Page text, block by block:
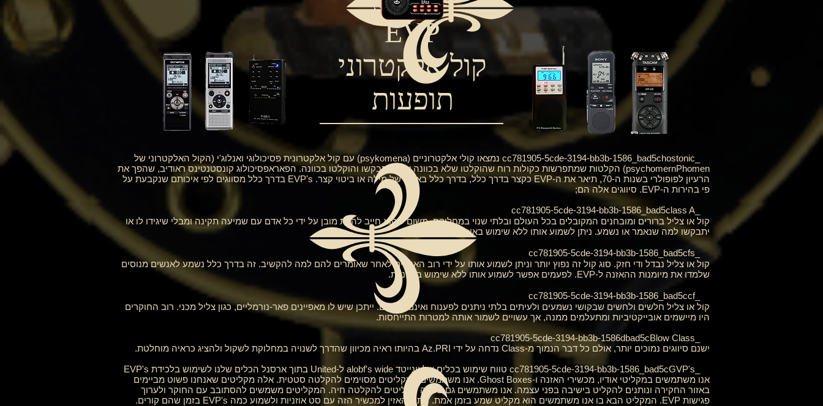
EVP
קול אלקטרוני
תופעות
_cc781905-5cde-3194-bb3b-1586_bad5chostonic נמצאו קולי אלקטרוניים (psykomena) עם קול אלקטרונית פסיכולוגי ואנלוג'י (הקול האלקטרוני של
psychomernPhomen) הקלטות שמתפרשות כקולות רוח שהוקלטו שלא בכוונה או שהתבקשו והוקלטו בכוונה. הפאראפסיכולוג קונסטנטינס ראודיב, שהפך את
הרעיון לפופולרי בשנות ה-70, תיאר את ה-EVP כקצר בדרך כלל, בדרך כלל באורך של מילה או ביטוי קצר. EVP's בדרך כלל מסווגים לפי איכותם שנקבעת על
פי בהירות ה-EVP. סיווגים אלה הם;
קול או צליל ברורים ומובחנים המקובלים בכל העולם ובלתי שנוי במחלוקת, משום שהוא חייב להיות מובן על ידי כל אדם עם שמיעה תקינה ומבלי שיגידו לו או
יתבקשו למה שנאמר או נשמע. ניתן לשמוע אותו ללא שימוש באוזניות.
_cc781905-5cde-3194-bb3b-1586_bad5cfs
קול או צליל נבדל ודי חזק. סוג קול זה נפוץ יותר וניתן לשמוע אותו על ידי רוב האנשים לאחר שאומרים להם למה להקשיב. זה בדרך כלל נשמע לאנשים מנוסים
שלמדו את מיומנות ההאזנה ל-EVP. לפעמים אפשר לשמוע אותו ללא שימוש באוזניות.
_cc781905-5cde-3194-bb3b-1586_bad5ccf
קול או צליל חלשים ולחשים שבקושי נשמעים ולעיתים בלתי ניתנים לפענוח ואינם מובנים. ייתכן שיש לו מאפיינים פאר-נורמליים, כגון צליל מכני. רוב החוקרים
היו מיישמים אובייקטיביות ומתעלמים ממנה, אך עשויים לשמור אותה למטרות התייחסות.
ישנם סיווגים נמוכים יותר, אולם כל דבר הנמוך מ-Class נדחה על ידי Az.PRI בהיותו ראיה מכיוון שהדרך לשנויה במחלוקת לשקול ולהציג כראיה מוחלטת.
_cc781905-5cde-3194-bb3b-1586_bad5cGVP's טווח שימוש בכלים של יונייטד alobf's wide ל-United בתוך ארסנל הכלים שלנו לשימוש בלכידת EVP's
אנו משתמשים במקליטי אודיו, מכשירי האזנה ו-Ghost Boxes. אנו משתמשים במקליטים מסוימים להקלטה סטטית. אלה מקליטים שאנחנו פשוט מביימים
באזור החקירה ונותנים להקליט בישיבה בפני עצמה. אנו משתמשים גם בכמה מקליטים להקלטה חיה. המקליטים משמשים להסתובב עם החוקר ולערוך
פגישות EVP. המקליט הבא בו אנו משתמשים הוא מקליט שמע בזמן אמת. ניתן להאזין למכשיר הזה עם סט אוזניות ולשמוע כמה EVP's בזמן שהם קורים.